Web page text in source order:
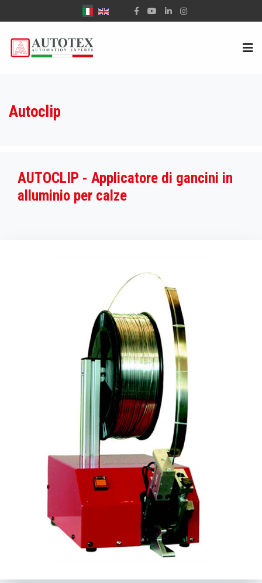
Seleziona la tua lingua
Autoclip
AUTOCLIP - Applicatore di gancini in
alluminio per calze